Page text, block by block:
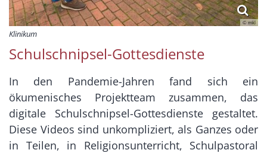
© mkl
Klinikum
Schulschnipsel-Gottesdienste
In den Pandemie-Jahren fand sich ein
ökumenisches Projektteam zusammen, das
digitale Schulschnipsel-Gottesdienste gestaltet.
Diese Videos sind unkompliziert, als Ganzes oder
in Teilen, in Religionsunterricht, Schulpastoral